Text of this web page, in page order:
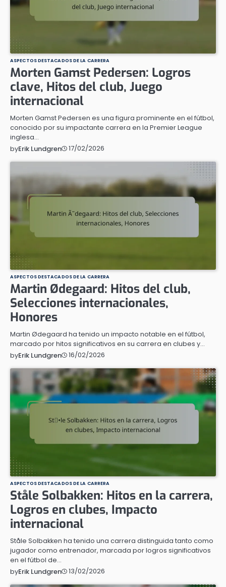
ASPECTOS DESTACADOS DE LA CARRERA
Morten Gamst Pedersen: Logros
clave, Hitos del club, Juego
internacional
Morten Gamst Pedersen es una figura prominente en el fútbol,
conocido por su impactante carrera en la Premier League
inglesa…
byErik Lundgren 17/02/2026
ASPECTOS DESTACADOS DE LA CARRERA
Martin Ødegaard: Hitos del club,
Selecciones internacionales,
Honores
Martin Ødegaard ha tenido un impacto notable en el fútbol,
marcado por hitos significativos en su carrera en clubes y…
byErik Lundgren 16/02/2026
ASPECTOS DESTACADOS DE LA CARRERA
Ståle Solbakken: Hitos en la carrera,
Logros en clubes, Impacto
internacional
Ståle Solbakken ha tenido una carrera distinguida tanto como
jugador como entrenador, marcada por logros significativos
en el fútbol de…
byErik Lundgren 13/02/2026